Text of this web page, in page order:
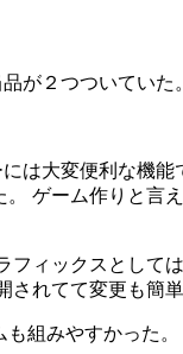
が２つついていた。
は大変便利な機
ゲーム作りと言
ィックスとして
れてて変更も簡単
組みやすかった。